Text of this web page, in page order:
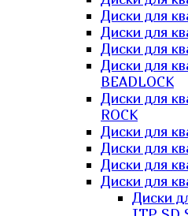
Диски для
Диски для
Диски для
Диски для
BEADLOCK
Диски для
ROCK
Диски для
Диски для
Диски для
Диски для
Диски